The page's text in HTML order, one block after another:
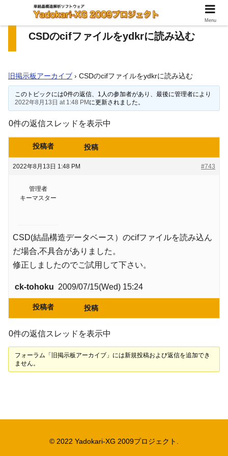
CSDのcifファイルをydkrに読み込む
旧掲示板アーカイブ › CSDのcifファイルをydkrに読み込む
このトピックには0件の返信、1人の参加者があり、最後に管理者により
2022年8月13日 at 1:48 PMに更新されました。
0件の返信スレッドを表示中
投稿者 投稿
2022年8月13日 1:48 PM #743
管理者
キーマスター
CSD(結晶構造データベース）のcifファイルを読み込ん
だ場合,不具合がありました。
修正しましたのでご試用して下さい。
ck-tohoku 2009/07/15(Wed) 15:24
投稿者 投稿
0件の返信スレッドを表示中
フォーラム「旧掲示板アーカイブ」には新規投稿および返信を追加でき
ません。
© 2022 Yadokari-XG 2009プロジェクト.
Menu